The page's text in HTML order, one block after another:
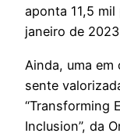
aponta 11,5
janeiro de
Ainda, uma
sente
“Transforming
Inclusion”, da